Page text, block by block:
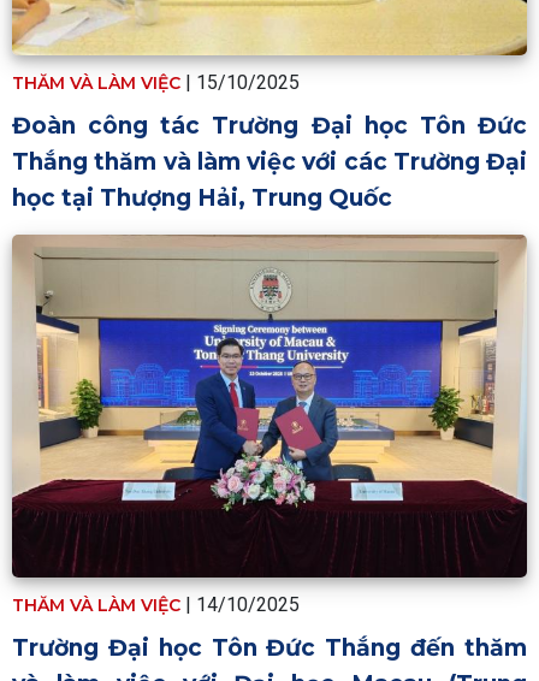
THĂM VÀ LÀM VIỆC | 15/10/2025
Đoàn công tác Trường Đại học Tôn Đức
Thắng thăm và làm việc với các Trường Đại
học tại Thượng Hải, Trung Quốc
THĂM VÀ LÀM VIỆC | 14/10/2025
Trường Đại học Tôn Đức Thắng đến thăm